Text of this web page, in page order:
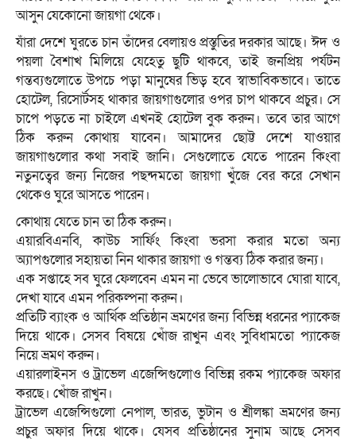
আসুন যেকোনো জায়গা থেকে।
যাঁরা দেশে ঘুরতে চান তাঁদের বেলায়ও প্রস্তুতির দরকার আছে। ঈদ ও
পয়লা বৈশাখ মিলিয়ে যেহেতু ছুটি থাকবে, তাই জনপ্রিয় পর্যটন
গন্তব্যগুলোতে উপচে পড়া মানুষের ভিড় হবে স্বাভাবিকভাবে। তাতে
হোটেল, রিসোর্টসহ থাকার জায়গাগুলোর ওপর চাপ থাকবে প্রচুর। সে
চাপে পড়তে না চাইলে এখনই হোটেল বুক করুন। তবে তার আগে
ঠিক করুন কোথায় যাবেন। আমাদের ছোট্ট দেশে যাওয়ার
জায়গাগুলোর কথা সবাই জানি। সেগুলোতে যেতে পারেন কিংবা
নতুনত্বের জন্য নিজের পছন্দমতো জায়গা খুঁজে বের করে সেখান
থেকেও ঘুরে আসতে পারেন।
কোথায় যেতে চান তা ঠিক করুন।
এয়ারবিএনবি, কাউচ সার্ফিং কিংবা ভরসা করার মতো অন্য
অ্যাপগুলোর সহায়তা নিন থাকার জায়গা ও গন্তব্য ঠিক করার জন্য।
এক সপ্তাহে সব ঘুরে ফেলবেন এমন না ভেবে ভালোভাবে ঘোরা যাবে,
দেখা যাবে এমন পরিকল্পনা করুন।
প্রতিটি ব্যাংক ও আর্থিক প্রতিষ্ঠান ভ্রমণের জন্য বিভিন্ন ধরনের প্যাকেজ
দিয়ে থাকে। সেসব বিষয়ে খোঁজ রাখুন এবং সুবিধামতো প্যাকেজ
নিয়ে ভ্রমণ করুন।
এয়ারলাইনস ও ট্রাভেল এজেন্সিগুলোও বিভিন্ন রকম প্যাকেজ অফার
করছে। খোঁজ রাখুন।
ট্রাভেল এজেন্সিগুলো নেপাল, ভারত, ভুটান ও শ্রীলঙ্কা ভ্রমণের জন্য
প্রচুর অফার দিয়ে থাকে। যেসব প্রতিষ্ঠানের সুনাম আছে সেসব